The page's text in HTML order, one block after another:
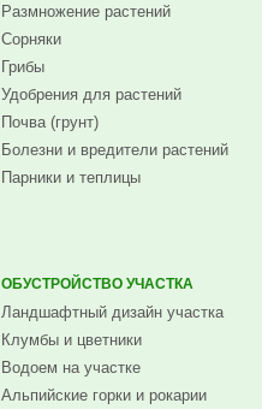
Размножение растений
Сорняки
Грибы
Удобрения для растений
Почва (грунт)
Болезни и вредители растений
Парники и теплицы
ОБУСТРОЙСТВО УЧАСТКА
Ландшафтный дизайн участка
Клумбы и цветники
Водоем на участке
Альпийские горки и рокарии